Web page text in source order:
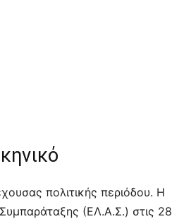
πολιτικής περιόδου. Η
(ΕΛ.Α.Σ.) στις 28